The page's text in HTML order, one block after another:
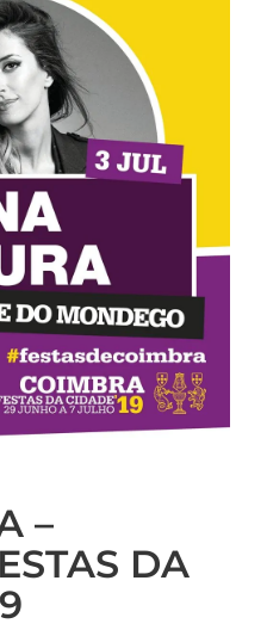
–
DA